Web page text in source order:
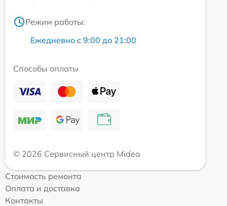
Режим работы:
Ежедневно с 9:00 до 21:00
Способы оплаты
© 2026 Сервисный центр Midea
Стоимость ремонта
Оплата и доставка
Контакты